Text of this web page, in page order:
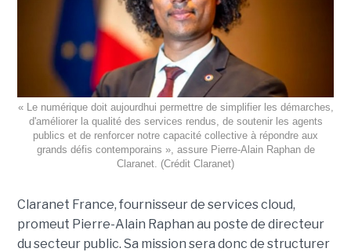
« Le numérique doit aujourdhui permettre de simplifier les démarches,
d'améliorer la qualité des services rendus, de soutenir les agents
publics et de renforcer notre capacité collective à répondre aux
grands défis contemporains », assure Pierre-Alain Raphan de
Claranet. (Crédit Claranet)
Claranet France, fournisseur de services cloud,
promeut Pierre-Alain Raphan au poste de directeur
du secteur public. Sa mission sera donc de structurer